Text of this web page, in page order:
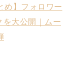
め】フォロワー
大公開｜ムー